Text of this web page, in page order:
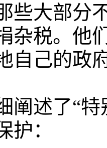
些大部分
杂税。他
自己的政
阐述了“
护：